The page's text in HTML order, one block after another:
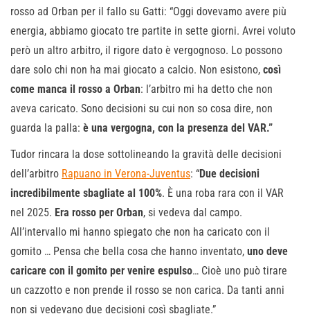
rosso ad Orban per il fallo su Gatti: “Oggi dovevamo avere più
energia, abbiamo giocato tre partite in sette giorni. Avrei voluto
però un altro arbitro, il rigore dato è vergognoso. Lo possono
dare solo chi non ha mai giocato a calcio. Non esistono, così
come manca il rosso a Orban: l’arbitro mi ha detto che non
aveva caricato. Sono decisioni su cui non so cosa dire, non
guarda la palla: è una vergogna, con la presenza del VAR.”
Tudor rincara la dose sottolineando la gravità delle decisioni
dell’arbitro Rapuano in Verona-Juventus: “Due decisioni
incredibilmente sbagliate al 100%. È una roba rara con il VAR
nel 2025. Era rosso per Orban, si vedeva dal campo.
All’intervallo mi hanno spiegato che non ha caricato con il
gomito … Pensa che bella cosa che hanno inventato, uno deve
caricare con il gomito per venire espulso… Cioè uno può tirare
un cazzotto e non prende il rosso se non carica. Da tanti anni
non si vedevano due decisioni così sbagliate.”